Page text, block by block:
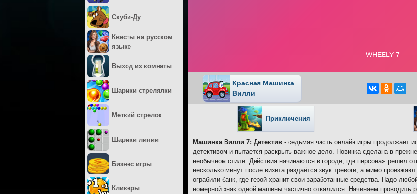
Красная Машинка
Вилли
Приключения
Машинка Вилли 7: Детектив - седьмая часть онлайн игры продолжает
детективом и пытается раскрыть важное дело. Новинка сделана в
необычном стиле. Действия начинаются в городе, где персонаж решил
несколько минут после визита раздаётся звук тревоги, а мимо
ограбили банк, где герой хранит свои заработанные средства. Надо
номерной знак одной машины частично отвалился. Начинаем проводить
Скуби-Ду
Квесты на русском
языке
Выход из комнаты
Шарики стрелялки
Меткий стрелок
Шарики линии
Бизнес игры
Кликеры